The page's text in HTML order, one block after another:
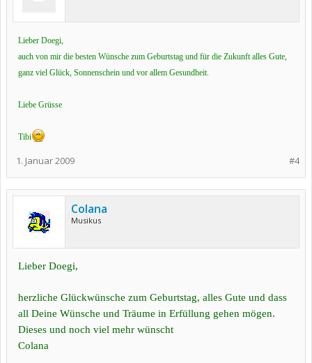
Lieber Doegi,
auch von mir die besten Wünsche zum Geburtstag und für die Zukunft alles Gute,
ganz viel Glück, Sonnenschein und vor allem Gesundheit.
Liebe Grüsse
Tibi
#4
1. Januar 2009
Colana
Musikus
Lieber Doegi,
herzliche Glückwünsche zum Geburtstag, alles Gute und dass
all Deine Wünsche und Träume in Erfüllung gehen mögen.
Dieses und noch viel mehr wünscht
Colana